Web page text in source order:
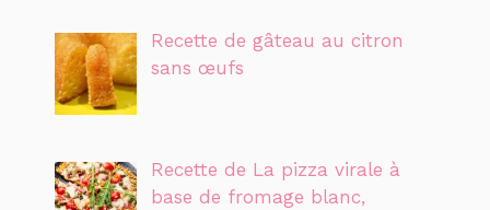
Recette de gâteau au citron
sans œufs
Recette de La pizza virale à
base de fromage blanc,